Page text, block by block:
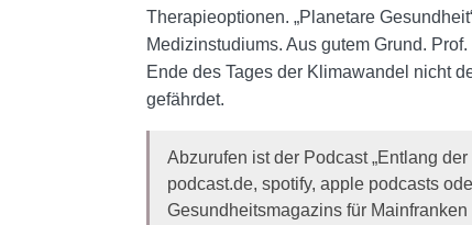
Therapieoptionen. „Planetare
Medizinstudiums. Aus gutem Grund.
Ende des Tages der Klimawandel nicht
gefährdet.
Abzurufen ist der Podcast „Entlang
podcast.de, spotify, apple podcasts
Gesundheitsmagazins für Mainfranken